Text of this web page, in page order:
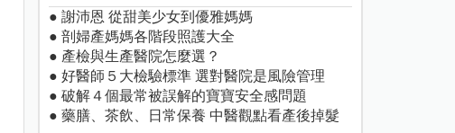
● 謝沛恩 從甜美少女到優雅媽媽
● 剖婦產媽媽各階段照護大全
● 產檢與生產醫院怎麼選？
● 好醫師５大檢驗標準 選對醫院是風險管理
● 破解４個最常被誤解的寶寶安全感問題
● 藥膳、茶飲、日常保養 中醫觀點看產後掉髮